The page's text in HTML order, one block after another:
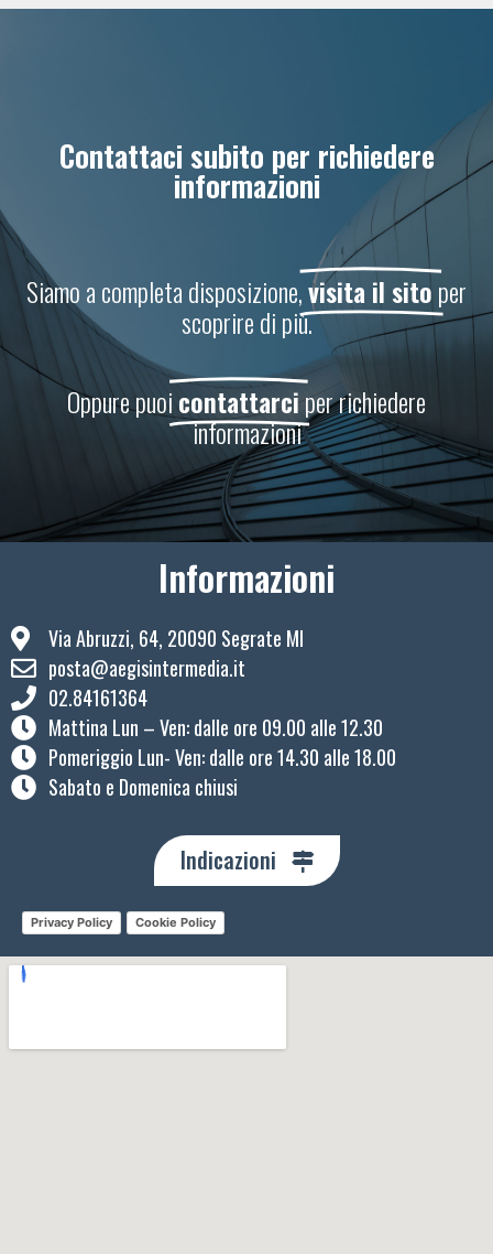
Contattaci subito per richiedere
informazioni
Siamo a completa disposizione,visita il sitoper
scoprire di più.
Oppure puoicontattarciper richiedere
informazioni
Informazioni
Via Abruzzi, 64, 20090 Segrate MI
posta@aegisintermedia.it
02.84161364
Mattina Lun – Ven: ​dalle ore 09.00 alle 12.30
Pomeriggio Lun- Ven: dalle ore 14.30 alle 18.00
Sabato e Domenica chiusi
Indicazioni
Privacy Policy Cookie Policy